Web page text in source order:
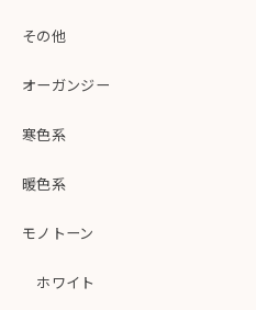
その他
オーガンジー
寒色系
暖色系
モノトーン
ホワイト